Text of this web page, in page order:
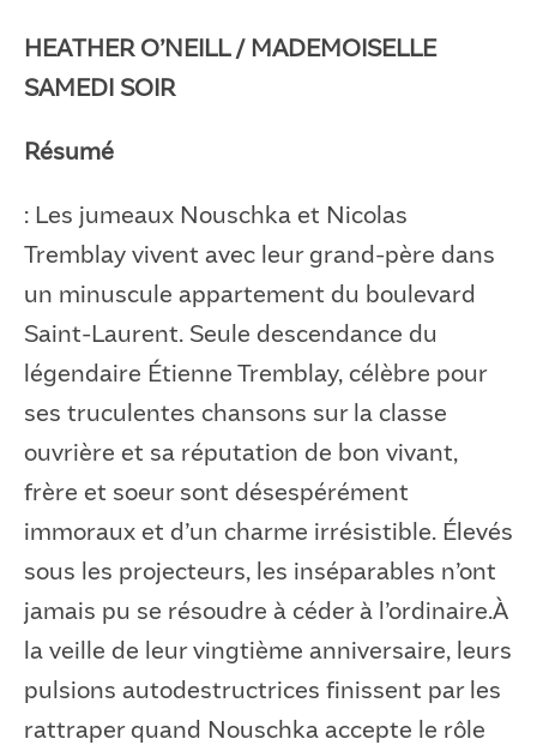
HEATHER O’NEILL / MADEMOISELLE
SAMEDI SOIR
Résumé
: Les jumeaux Nouschka et Nicolas
Tremblay vivent avec leur grand-père dans
un minuscule appartement du boulevard
Saint-Laurent. Seule descendance du
légendaire Étienne Tremblay, célèbre pour
ses truculentes chansons sur la classe
ouvrière et sa réputation de bon vivant,
frère et soeur sont désespérément
immoraux et d’un charme irrésistible. Élevés
sous les projecteurs, les inséparables n’ont
jamais pu se résoudre à céder à l’ordinaire.À
la veille de leur vingtième anniversaire, leurs
pulsions autodestructrices finissent par les
rattraper quand Nouschka accepte le rôle